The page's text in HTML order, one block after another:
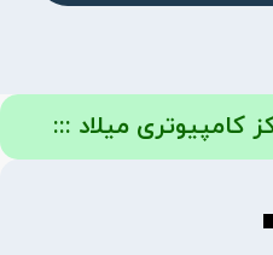
کامپیوتری میلاد :::